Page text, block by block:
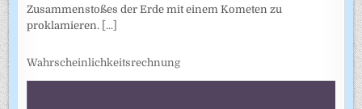
Zusammenstoßes der Erde mit einem Kometen zu
proklamieren. [...]
Wahrscheinlichkeitsrechnung